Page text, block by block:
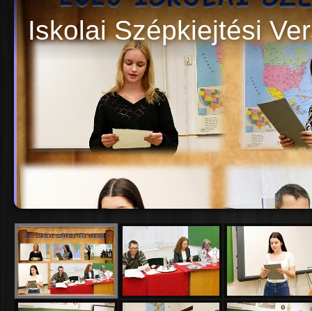
Iskolai Szépkiejtési